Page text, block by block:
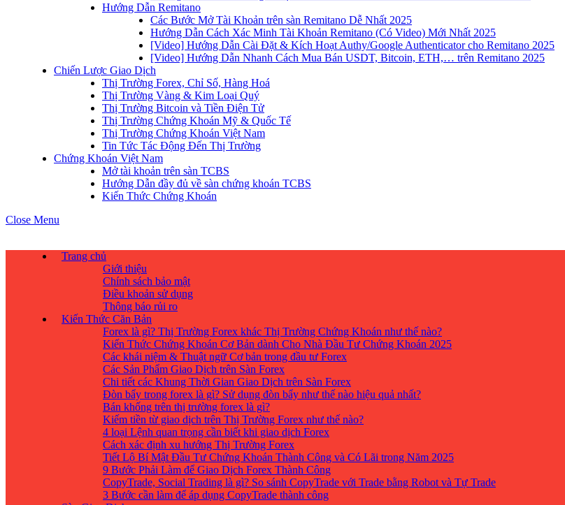
Hướng Dẫn Remitano
Các Bước Mở Tài Khoản trên sàn Remitano Dễ Nhất 2025
Hướng Dẫn Cách Xác Minh Tài Khoản Remitano (Có Video) Mới Nhất 2025
[Video] Hướng Dẫn Cài Đặt & Kích Hoạt Authy/Google Authenticator cho Remitano 2025
[Video] Hướng Dẫn Nhanh Cách Mua Bán USDT, Bitcoin, ETH,… trên Remitano 2025
Chiến Lược Giao Dịch
Thị Trường Forex, Chỉ Số, Hàng Hoá
Thị Trường Vàng & Kim Loại Quý
Thị Trường Bitcoin và Tiền Điện Tử
Thị Trường Chứng Khoán Mỹ & Quốc Tế
Thị Trường Chứng Khoán Việt Nam
Tin Tức Tác Động Đến Thị Trường
Chứng Khoán Việt Nam
Mở tài khoản trên sàn TCBS
Hướng Dẫn đầy đủ về sàn chứng khoán TCBS
Kiến Thức Chứng Khoán
Close Menu
Trang chủ
Giới thiệu
Chính sách bảo mật
Điều khoản sử dụng
Thông báo rủi ro
Kiến Thức Căn Bản
Forex là gì? Thị Trường Forex khác Thị Trường Chứng Khoán như thế nào?
Kiến Thức Chứng Khoán Cơ Bản dành Cho Nhà Đầu Tư Chứng Khoán 2025
Các khái niệm & Thuật ngữ Cơ bản trong đầu tư Forex
Các Sản Phẩm Giao Dịch trên Sàn Forex
Chi tiết các Khung Thời Gian Giao Dịch trên Sàn Forex
Đòn bẩy trong forex là gì? Sử dụng đòn bẩy như thế nào hiệu quả nhất?
Bán khống trên thị trường forex là gì?
Kiếm tiền từ giao dịch trên Thị Trường Forex như thế nào?
4 loại Lệnh quan trọng cần biết khi giao dịch Forex
Cách xác định xu hướng Thị Trường Forex
Tiết Lộ Bí Mật Đầu Tư Chứng Khoán Thành Công và Có Lãi trong Năm 2025
9 Bước Phải Làm để Giao Dịch Forex Thành Công
CopyTrade, Social Trading là gì? So sánh CopyTrade với Trade bằng Robot và Tự Trade
3 Bước cần làm để áp dụng CopyTrade thành công